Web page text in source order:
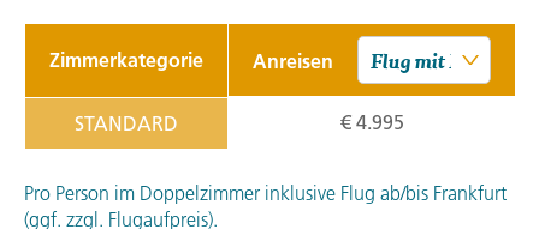
Zimmerkategorie Anreisen
STANDARD € 4.995
Pro Person im Doppelzimmer inklusive Flug ab/bis Frankfurt
(ggf. zzgl. Flugaufpreis).